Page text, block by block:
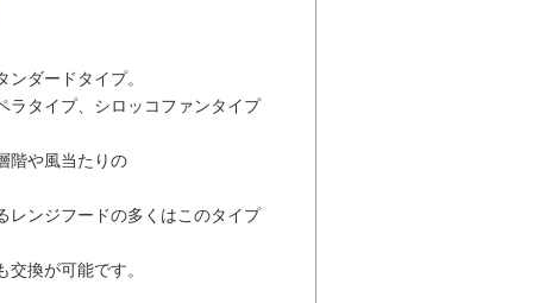
ンダードタイプ。
ラタイプ、シロッコファンタイプ
階や風当たりの
レンジフードの多くはこのタイプ
交換が可能です。